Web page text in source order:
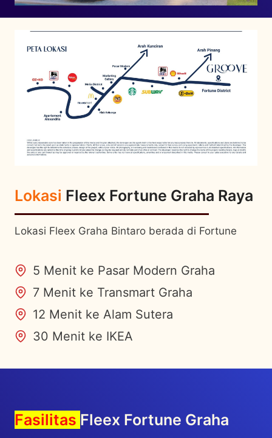
Lokasi Fleex Fortune Graha Raya
Lokasi Fleex Graha Bintaro berada di Fortune
5 Menit ke Pasar Modern Graha
7 Menit ke Transmart Graha
12 Menit ke Alam Sutera
30 Menit ke IKEA
Fasilitas Fleex Fortune Graha